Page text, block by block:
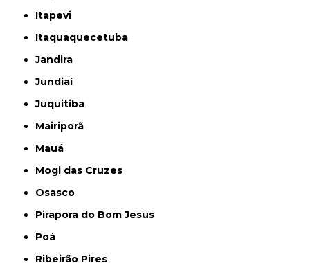
Itapevi
Itaquaquecetuba
Jandira
Jundiaí
Juquitiba
Mairiporã
Mauá
Mogi das Cruzes
Osasco
Pirapora do Bom Jesus
Poá
Ribeirão Pires